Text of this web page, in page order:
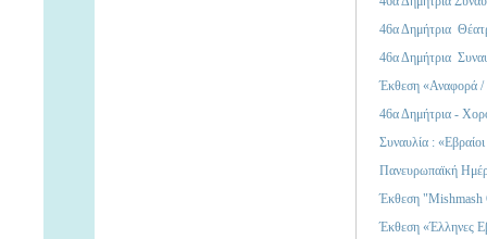
46α Δημήτρια 
46α Δημήτρια 
Έκθεση «Αναφορά /
46α Δημήτρια -
Συναυλία :
Πανευρωπαϊκή
Έκθεση "Mishmash
Έκθεση «Έλληνες